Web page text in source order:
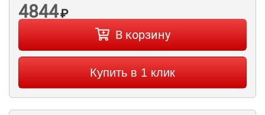
4844₽
В корзину
Купить в 1 клик